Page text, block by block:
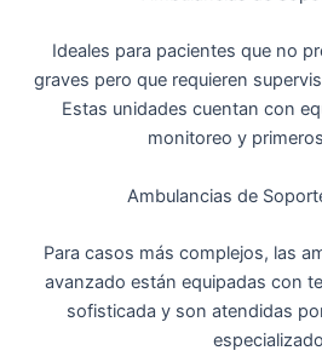
Ideales para pacientes que no
graves pero que requieren
Estas unidades cuentan con
monitoreo y
Ambulancias de
Para casos más complejos, las
avanzado están equipadas con
sofisticada y son atendidas